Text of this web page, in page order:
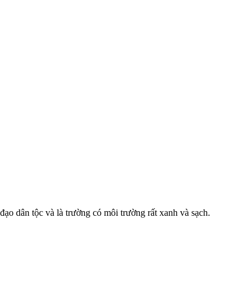
dân tộc và là trường có môi trường rất xanh và sạch.